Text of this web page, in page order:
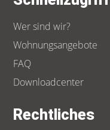
Wer sind wir?
Wohnungsangebote
FAQ
Downloadcenter
Rechtliches